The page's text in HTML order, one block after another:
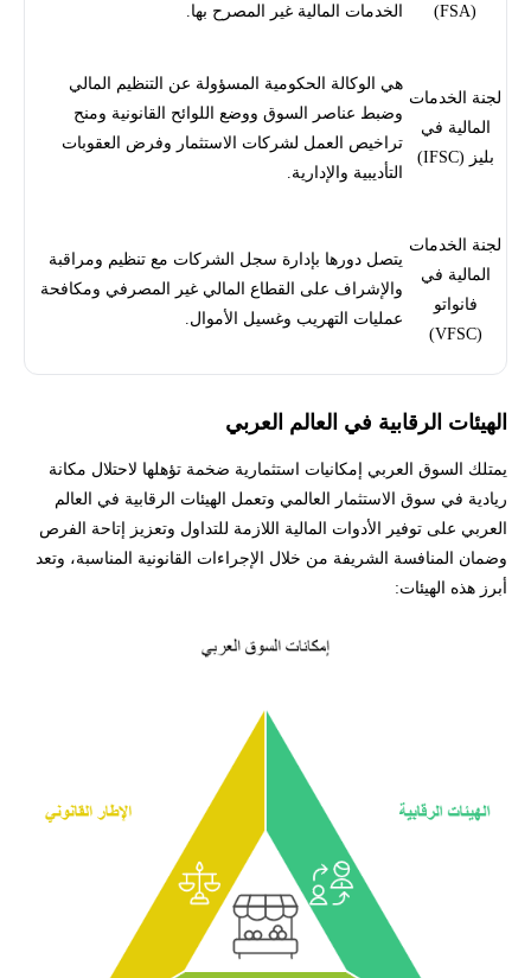
(FSA) الخدمات المالية غير المصرح بها.
لجنة الخدمات
المالية في
بليز (IFSC)
هي الوكالة الحكومية المسؤولة عن التنظيم المالي
وضبط عناصر السوق ووضع اللوائح القانونية ومنح
تراخيص العمل لشركات الاستثمار وفرض العقوبات
التأديبية والإدارية.
لجنة الخدمات
المالية في
فانواتو
(VFSC)
يتصل دورها بإدارة سجل الشركات مع تنظيم ومراقبة
والإشراف على القطاع المالي غير المصرفي ومكافحة
عمليات التهريب وغسيل الأموال.
الهيئات الرقابية في العالم العربي
يمتلك السوق العربي إمكانيات استثمارية ضخمة تؤهلها لاحتلال مكانة
ريادية في سوق الاستثمار العالمي وتعمل الهيئات الرقابية في العالم
العربي على توفير الأدوات المالية اللازمة للتداول وتعزيز إتاحة الفرص
وضمان المنافسة الشريفة من خلال الإجراءات القانونية المناسبة، وتعد
أبرز هذه الهيئات: